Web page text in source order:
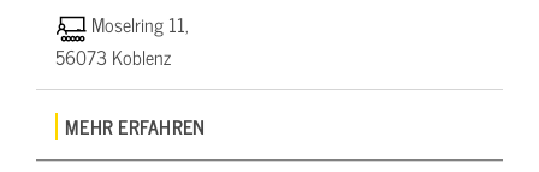
Moselring 11,
56073 Koblenz
MEHR ERFAHREN